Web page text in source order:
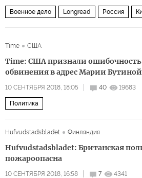
Военное дело Longread Россия
вооруженные силы
производство вооружений
Time США
Time: США признали ошибочность
обвинения в адрес Марии Бутиной
10 СЕНТЯБРЯ 2018, 18:05 40 19683
Политика
Hufvudstadsbladet Финляндия
Hufvudstadsbladet: Британская
пожароопасна
10 СЕНТЯБРЯ 2018, 16:58 7 4341